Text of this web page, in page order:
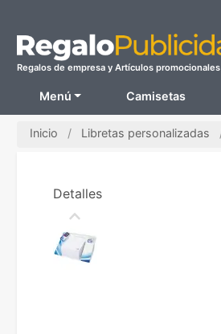
Regalos de empresa y Artículos promocionales
Menú Camisetas
Inicio Libretas personalizadas
Detalles